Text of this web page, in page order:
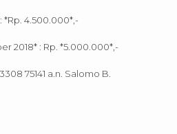
*Rp. 4.500.000*,-
2018* : Rp. *5.000.000*,-
75141 a.n. Salomo B.